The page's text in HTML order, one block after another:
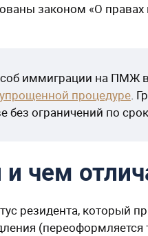
законом «О правах
иммиграции на ПМЖ
процедуре.
без ограничений по
чем
резидента, который